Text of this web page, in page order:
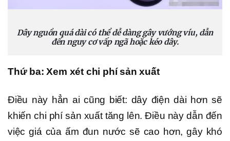
Dây nguồn quá dài có thể dễ dàng gây vướng víu, dẫn
đến nguy cơ vấp ngã hoặc kéo dây.
Thứ ba: Xem xét chi phí sản xuất
Điều này hẳn ai cũng biết: dây điện dài hơn sẽ
khiến chi phí sản xuất tăng lên. Điều này dẫn đến
việc giá của ấm đun nước sẽ cao hơn, gây khó